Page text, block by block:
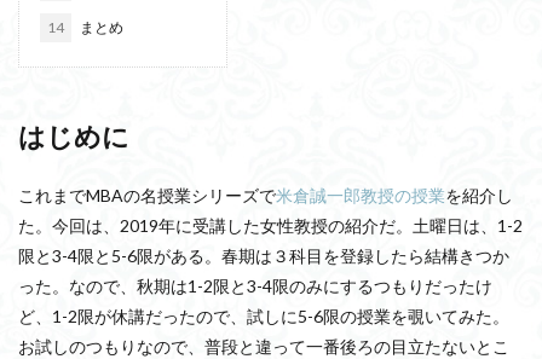
14 まとめ
はじめに
これまでMBAの名授業シリーズで米倉誠一郎教授の授業を紹介し
た。今回は、2019年に受講した女性教授の紹介だ。土曜日は、1-2
限と3-4限と5-6限がある。春期は３科目を登録したら結構きつか
った。なので、秋期は1-2限と3-4限のみにするつもりだったけ
ど、1-2限が休講だったので、試しに5-6限の授業を覗いてみた。
お試しのつもりなので、普段と違って一番後ろの目立たないとこ